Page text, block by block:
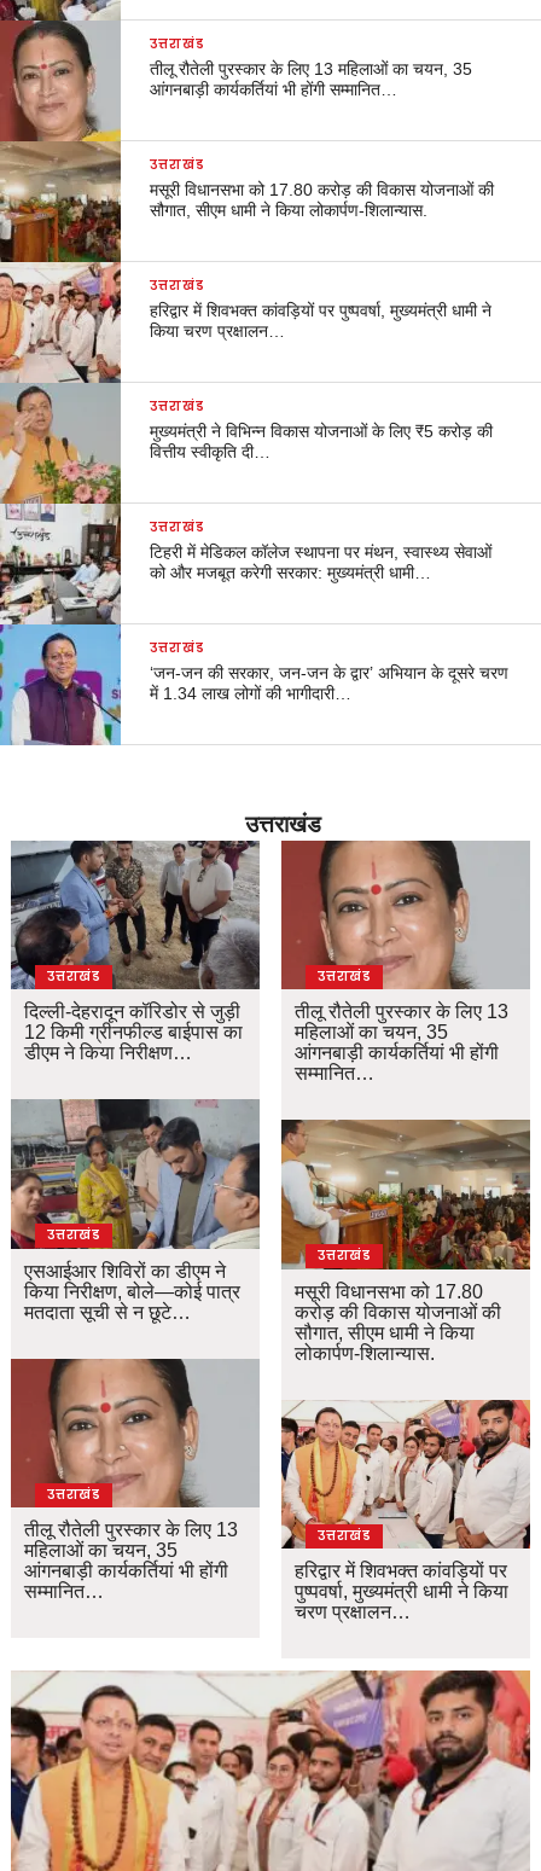
उत्तराखंड
तीलू रौतेली पुरस्कार के लिए 13 महिलाओं का चयन, 35
आंगनबाड़ी कार्यकर्तियां भी होंगी सम्मानित…
उत्तराखंड
मसूरी विधानसभा को 17.80 करोड़ की विकास योजनाओं की
सौगात, सीएम धामी ने किया लोकार्पण-शिलान्यास.
उत्तराखंड
हरिद्वार में शिवभक्त कांवड़ियों पर पुष्पवर्षा, मुख्यमंत्री धामी ने
किया चरण प्रक्षालन…
उत्तराखंड
मुख्यमंत्री ने विभिन्न विकास योजनाओं के लिए ₹5 करोड़ की
वित्तीय स्वीकृति दी…
उत्तराखंड
टिहरी में मेडिकल कॉलेज स्थापना पर मंथन, स्वास्थ्य सेवाओं
को और मजबूत करेगी सरकार: मुख्यमंत्री धामी…
उत्तराखंड
‘जन-जन की सरकार, जन-जन के द्वार’ अभियान के दूसरे चरण
में 1.34 लाख लोगों की भागीदारी…
उत्तराखंड
उत्तराखंड
दिल्ली-देहरादून कॉरिडोर से जुड़ी
12 किमी ग्रीनफील्ड बाईपास का
डीएम ने किया निरीक्षण…
उत्तराखंड
एसआईआर शिविरों का डीएम ने
किया निरीक्षण, बोले—कोई पात्र
मतदाता सूची से न छूटे…
उत्तराखंड
तीलू रौतेली पुरस्कार के लिए 13
महिलाओं का चयन, 35
आंगनबाड़ी कार्यकर्तियां भी होंगी
सम्मानित…
उत्तराखंड
तीलू रौतेली पुरस्कार के लिए 13
महिलाओं का चयन, 35
आंगनबाड़ी कार्यकर्तियां भी होंगी
सम्मानित…
उत्तराखंड
मसूरी विधानसभा को 17.80
करोड़ की विकास योजनाओं की
सौगात, सीएम धामी ने किया
लोकार्पण-शिलान्यास.
उत्तराखंड
हरिद्वार में शिवभक्त कांवड़ियों पर
पुष्पवर्षा, मुख्यमंत्री धामी ने किया
चरण प्रक्षालन…